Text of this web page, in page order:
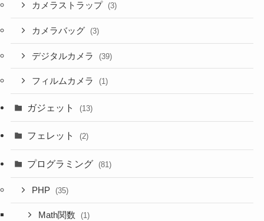
カメラストラップ (3)
カメラバッグ (3)
デジタルカメラ (39)
フィルムカメラ (1)
ガジェット (13)
フェレット (2)
プログラミング (81)
PHP (35)
Math関数 (1)